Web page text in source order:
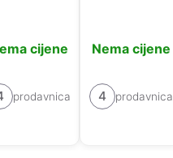
cijene
prodavnica
Nema cijene
4 prodavnica